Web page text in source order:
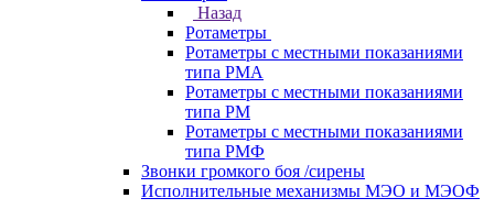
Назад
Ротаметры
Ротаметры с местными показаниями
типа РМА
Ротаметры с местными показаниями
типа РМ
Ротаметры с местными показаниями
типа РМФ
Звонки громкого боя /сирены
Исполнительные механизмы МЭО и МЭОФ